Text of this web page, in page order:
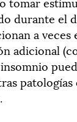
durante el
a veces
adicional